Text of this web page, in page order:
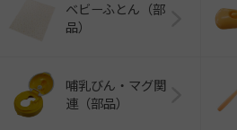
ベビーふとん（部
品）
哺乳びん・マグ関
連（部品）